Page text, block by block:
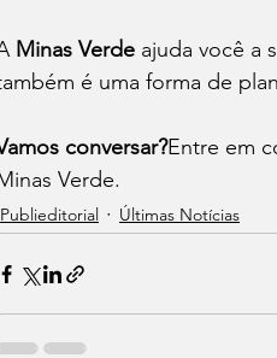
Minas Verde ajuda você a
é uma forma de
conversar?Entre em
Verde.
Publieditorial Últimas Notícias